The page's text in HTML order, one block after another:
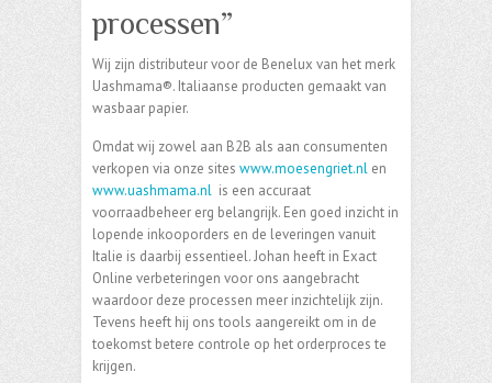
processen”
Wij zijn distributeur voor de Benelux van het merk
Uashmama®. Italiaanse producten gemaakt van
wasbaar papier.
Omdat wij zowel aan B2B als aan consumenten
verkopen via onze sites www.moesengriet.nl en
www.uashmama.nl is een accuraat
voorraadbeheer erg belangrijk. Een goed inzicht in
lopende inkooporders en de leveringen vanuit
Italie is daarbij essentieel. Johan heeft in Exact
Online verbeteringen voor ons aangebracht
waardoor deze processen meer inzichtelijk zijn.
Tevens heeft hij ons tools aangereikt om in de
toekomst betere controle op het orderproces te
krijgen.